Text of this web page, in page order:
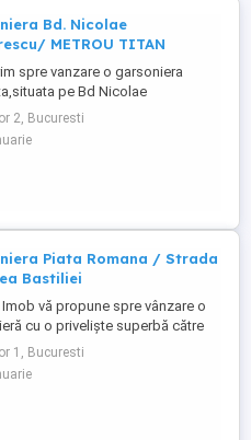
Bd. Nicolae
METROU TITAN
spre vanzare o garsoniera
pe Bd Nicolae
Caracteristici: Situat la 1 minut
de Metrou Titan Etaj 6 din 10 An
utila 25 mp Mobilata si
2, Bucuresti
Piata Romana / Strada
Bastiliei
vă propune spre vânzare o
cu o priveliște superbă către
la Piața Romană. Situată la etajul
un imobil construit în anul
30 mp Vedere
1, Bucuresti